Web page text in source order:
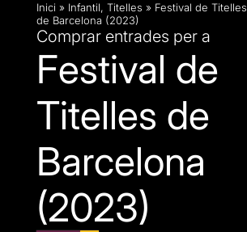
Inici » Infantil, Titelles » Festival de Titelles
de Barcelona (2023)
Comprar entrades per a
Festival de
Titelles de
Barcelona
(2023)